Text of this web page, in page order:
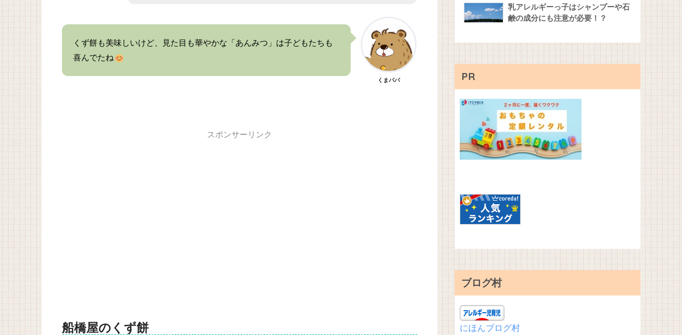
くず餅も美味しいけど、見た目も華やかな「あんみつ」は子どもたちも
喜んでたね
くまパパ
スポンサーリンク
船橋屋のくず餅
乳アレルギーっ子はシャンプーや石
鹸の成分にも注意が必要！？
PR
ブログ村
にほんブログ村